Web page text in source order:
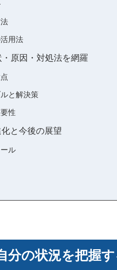
用法
原因・対処法を網羅
と解決策
性
と今後の展望
ル
分の状況を把握